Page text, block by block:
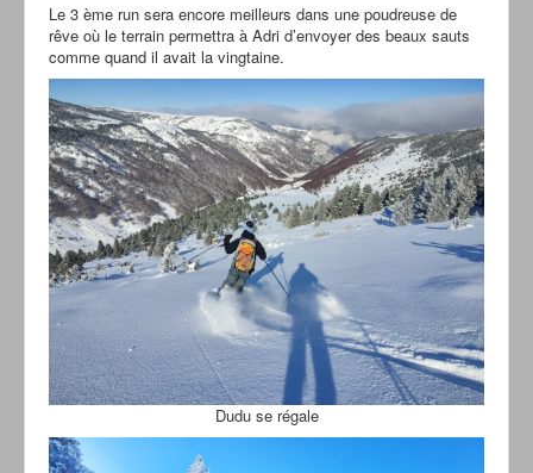
Le 3 ème run sera encore meilleurs dans une poudreuse de
rêve où le terrain permettra à Adri d’envoyer des beaux sauts
comme quand il avait la vingtaine.
Dudu se régale